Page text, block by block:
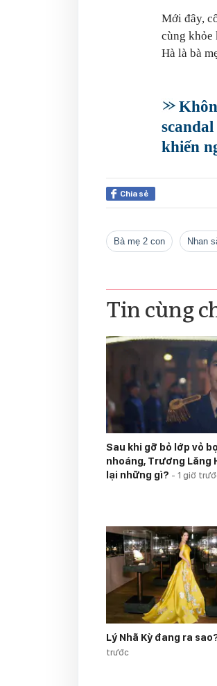
Mới đây,
cùng khỏe
Hà là bà
khiến
Chia sẻ
bà mẹ 2 con nhan
Tin cùng
Sau khi gỡ bỏ lớp vỏ
nhoáng, Trương Lăng
lại những gì? - 1 giờ
Lý Nhã Kỳ đang ra
trước